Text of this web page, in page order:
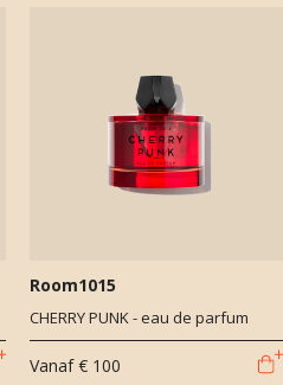
Room1015
CHERRY PUNK - eau de parfum
Vanaf € 100